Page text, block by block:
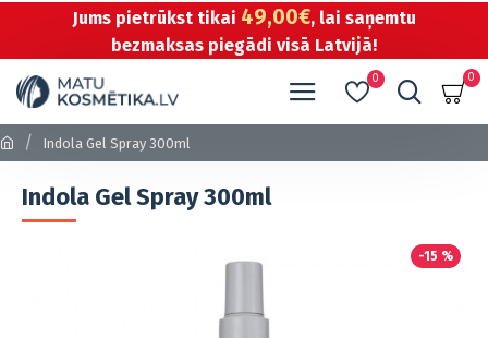
Jums pietrūkst tikai 49,00€, lai saņemtu
bezmaksas piegādi visā Latvijā!
0 0
Indola Gel Spray 300ml
Indola Gel Spray 300ml
-15 %